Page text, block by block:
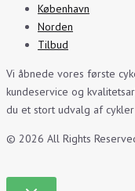
København
Norden
Tilbud
Vi åbnede vores første
kundeservice og
du et stort udvalg af
© 2026 All Rights